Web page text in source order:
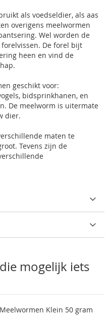
als voedseldier, als aas
overigens meelwormen
Wel worden de
forelvissen. De forel bijt
heen en vind de
geschikt voor:
bidsprinkhanen, en
De meelworm is uitermate
dier.
maten te
Tevens zijn de
mogelijk iets
Klein 50 gram